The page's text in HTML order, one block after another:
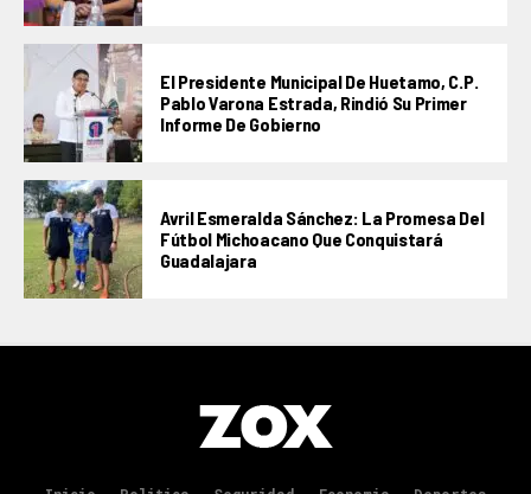
El Presidente Municipal De Huetamo, C.P.
Pablo Varona Estrada, Rindió Su Primer
Informe De Gobierno
Avril Esmeralda Sánchez: La Promesa Del
Fútbol Michoacano Que Conquistará
Guadalajara